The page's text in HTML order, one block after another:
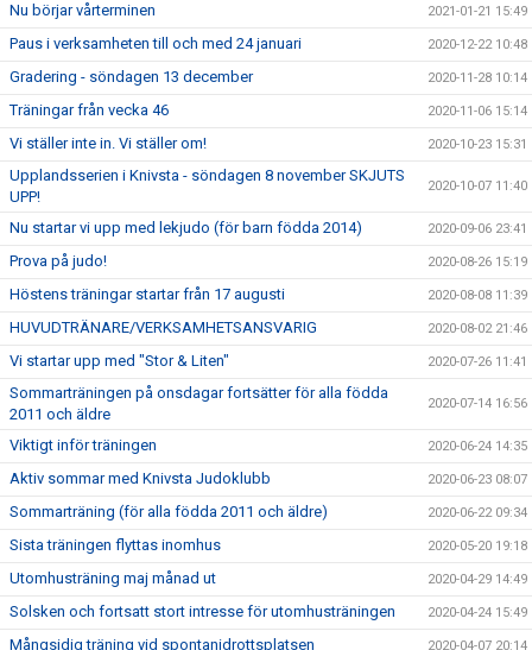
Nu börjar vårterminen 2021-01-21 15:49
Paus i verksamheten till och med 24 januari 2020-12-22 10:48
Gradering - söndagen 13 december 2020-11-28 10:14
Träningar från vecka 46 2020-11-06 15:14
Vi ställer inte in. Vi ställer om! 2020-10-23 15:31
Upplandsserien i Knivsta - söndagen 8 november SKJUTS
UPP!
2020-10-07 11:40
Nu startar vi upp med lekjudo (för barn födda 2014) 2020-09-06 23:41
Prova på judo! 2020-08-26 15:19
Höstens träningar startar från 17 augusti 2020-08-08 11:39
HUVUDTRÄNARE/VERKSAMHETSANSVARIG 2020-08-02 21:46
Vi startar upp med "Stor & Liten" 2020-07-26 11:41
Sommarträningen på onsdagar fortsätter för alla födda
2011 och äldre
2020-07-14 16:56
Viktigt inför träningen 2020-06-24 14:35
Aktiv sommar med Knivsta Judoklubb 2020-06-23 08:07
Sommarträning (för alla födda 2011 och äldre) 2020-06-22 09:34
Sista träningen flyttas inomhus 2020-05-20 19:18
Utomhusträning maj månad ut 2020-04-29 14:49
Solsken och fortsatt stort intresse för utomhusträningen 2020-04-24 15:49
Mångsidig träning vid spontanidrottsplatsen 2020-04-07 20:14